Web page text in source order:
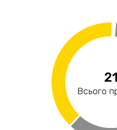
21
Всього
7
Сектори